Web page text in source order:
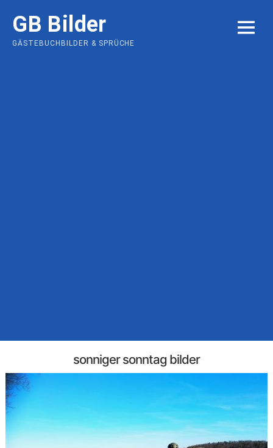
content
GB Bilder
GÄSTEBUCHBILDER & SPRÜCHE
MENU
sonniger sonntag bilder